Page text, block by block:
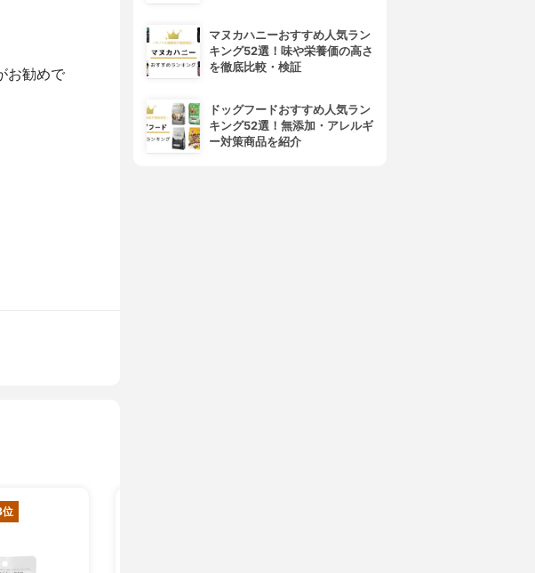
お勧めで
マヌカハニーおすすめ人気ラン
キング52選！味や栄養価の高さ
を徹底比較・検証
ドッグフードおすすめ人気ラン
キング52選！無添加・アレルギ
ー対策商品を紹介